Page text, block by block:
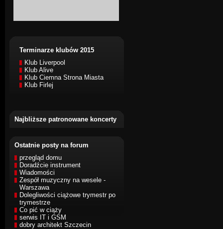
Terminarze klubów 2015
Klub Liverpool
Klub Alive
Klub Ciemna Strona Miasta
Klub Firlej
Najbliższe patronowane koncerty
Ostatnie posty na forum
przegląd domu
Doradźcie instrument
Wiadomości
Zespół muzyczny na wesele -
Warszawa
Dolegliwości ciążowe trymestr po
trymestrze
Co pić w ciąży
serwis IT i GSM
dobry architekt Szczecin